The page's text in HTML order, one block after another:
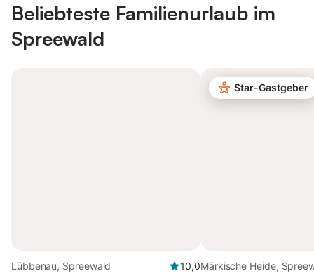
Beliebteste Familienurlaub im
Spreewald
Lübbenau, Spreewald
10,0
Star-Gastgeber
Märkische Heide,